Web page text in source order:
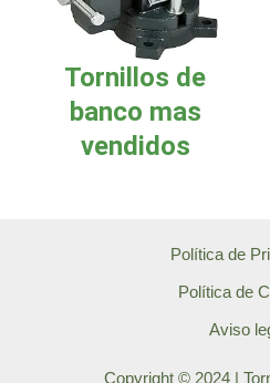
Tornillos de
banco mas
vendidos
Política de
Política de
Aviso
Copyright © 2024 |